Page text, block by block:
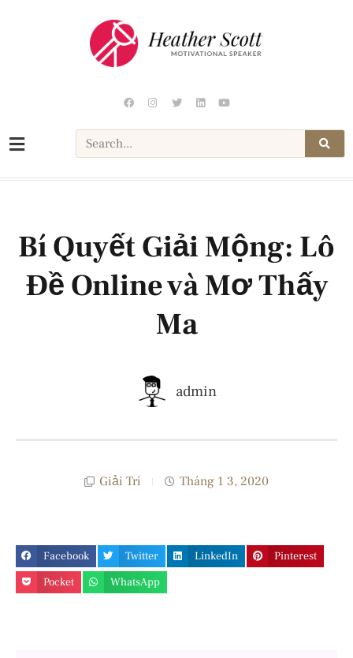
Bí Quyết Giải Mộng: Lô
Đề Online và Mơ Thấy
Ma
admin
Giải Trí Tháng 1 3, 2020
Facebook Twitter LinkedIn
Pinterest
Pocket
WhatsApp